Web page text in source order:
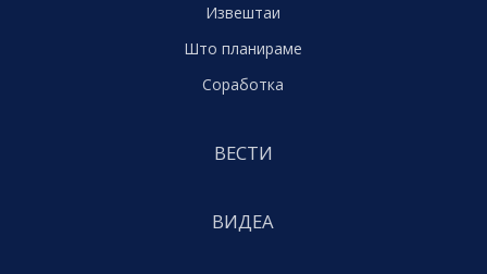
Извештаи
Што планираме
Соработка
ВЕСТИ
ВИДЕА